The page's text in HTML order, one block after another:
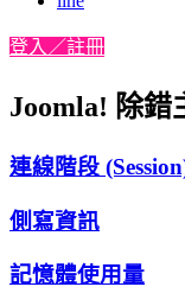
登入／註冊
Joomla! 除錯
連線階段
側寫資訊
記憶體使用量